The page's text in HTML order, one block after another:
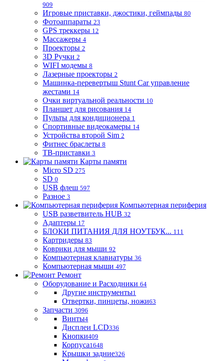
909
Игровые приставки, джостики, геймпады 80
Фотоаппараты 23
GPS треккеры 12
Массажеры 4
Проекторы 2
3D Ручки 2
WIFI модемы 8
Лазерные проекторы 2
Машинка-перевертыш Stunt Car управление
жестами 14
Очки виртуальной реальности 10
Планшет для рисования 14
Пульты для кондиционера 1
Спортивные видеокамеры 14
Устройства второй Sim 2
Фитнес браслеты 8
ТВ-приставки 3
Карты памяти
Micro SD 275
SD 0
USB флеш 597
Разное 3
Компьютерная периферия
USB разветвитель HUB 32
Адаптеры 17
БЛОКИ ПИТАНИЯ ДЛЯ НОУТБУК... 111
Картридеры 83
Коврики для мыши 92
Компьютерная клавиатуры 36
Компьютерная мыши 497
Ремонт
Оборудование и Расходники 64
Другие инструменты1
Отвертки, пинцеты, ножи63
Запчасти 3096
Винты4
Дисплеи LCD336
Кнопки409
Корпуса1648
Крышки задние326